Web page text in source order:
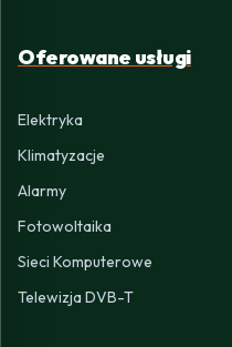
Oferowane usługi
Elektryka
Klimatyzacje
Alarmy
Fotowoltaika
Sieci Komputerowe
Telewizja DVB-T